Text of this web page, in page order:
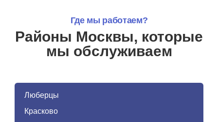
Где мы работаем?
Районы Москвы, которые
мы обслуживаем
Люберцы
Красково